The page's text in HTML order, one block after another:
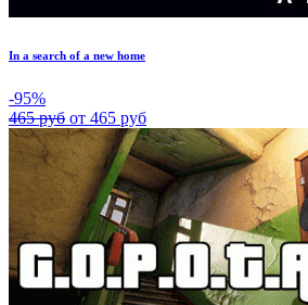
In a search of a new home
-95%
465 руб от 465 руб